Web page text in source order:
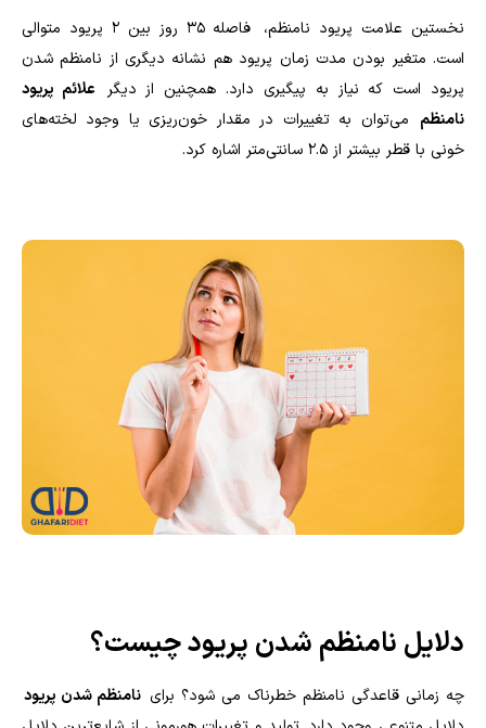
نخستین علامت پریود نامنظم، فاصله ۳۵ روز بین ۲ پریود متوالی
است. متغیر بودن مدت ‌زمان پریود هم نشانه دیگری از نامنظم شدن
پریود است که نیاز به پیگیری دارد. همچنین از دیگر علائم پریود
نامنظم می‌توان به تغییرات در مقدار خون‌ریزی یا وجود لخته‌های
خونی با قطر بیشتر از ۲.۵ سانتی‌متر اشاره کرد.
دلایل نامنظم‌ شدن پریود چیست؟
چه زمانی قاعدگی نامنظم خطرناک می شود؟ برای نامنظم شدن پریود